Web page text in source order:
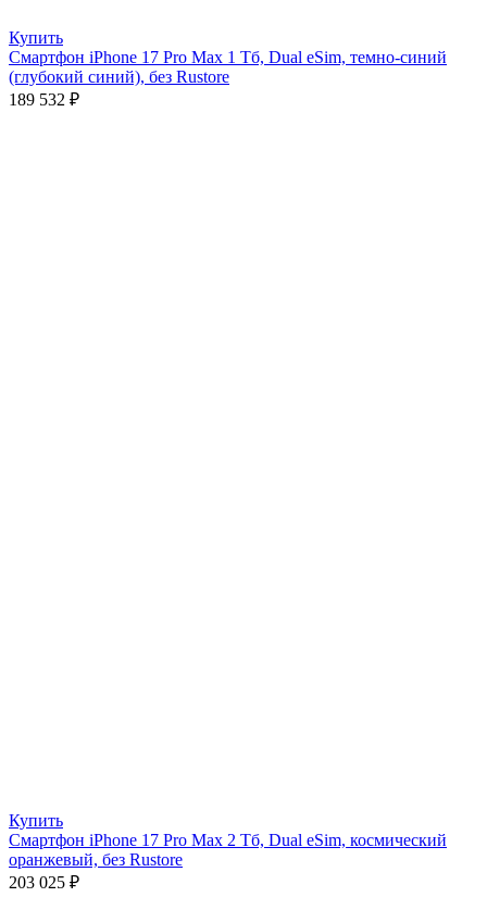
Купить
Смартфон iPhone 17 Pro Max 1 Тб, Dual eSim, темно-синий
(глубокий синий), без Rustore
189 532 ₽
Купить
Смартфон iPhone 17 Pro Max 2 Тб, Dual eSim, космический
оранжевый, без Rustore
203 025 ₽